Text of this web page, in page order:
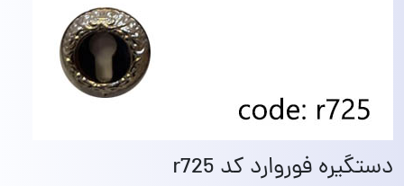
دستگیره فوروارد کد r725